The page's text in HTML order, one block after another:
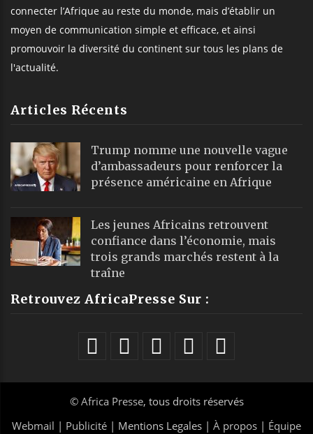
connecter l’Afrique au reste du monde, mais d’établir un
moyen de communication simple et efficace, et ainsi
promouvoir la diversité du continent sur tous les plans de
l'actualité.
Articles Récents
Trump nomme une nouvelle vague
d’ambassadeurs pour renforcer la
présence américaine en Afrique
Les jeunes Africains retrouvent
confiance dans l’économie, mais
trois grands marchés restent à la
traîne
Retrouvez AfricaPresse Sur :
© Africa Presse, tous droits réservés
Webmail | Publicité | Mentions Legales | À propos | Équipe